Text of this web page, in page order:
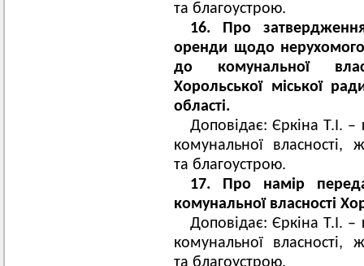
та благоустрою.
16. Про
оренди щодо
до комунальної
Хорольської міської
області.
Доповідає: Єркіна Т.І. –
комунальної власності,
та благоустрою.
17. Про намір
комунальної власності
Доповідає: Єркіна Т.І. –
комунальної власності,
та благоустрою.